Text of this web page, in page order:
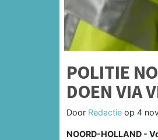
POLITIE
DOEN VIA
Door Redactie op 4
NOORD-HOLLAND -